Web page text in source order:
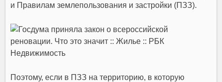
и Правилам землепользования и застройки (ПЗЗ).
Поэтому, если в ПЗЗ на территорию, в которую